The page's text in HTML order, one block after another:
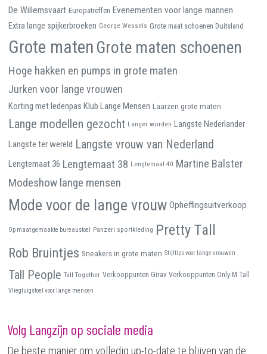
De Willemsvaart Europatreffen Evenementen voor lange mannen
Extra lange spijkerbroeken George Wessels Grote maat schoenen Duitsland
Grote maten Grote maten schoenen
Hoge hakken en pumps in grote maten
Jurken voor lange vrouwen
Korting met ledenpas Klub Lange Mensen Laarzen grote maten
Lange modellen gezocht Langer worden Langste Nederlander
Langste ter wereld Langste vrouw van Nederland
Lengtemaat 36 Lengtemaat 38 Lengtemaat 40 Martine Balster
Modeshow lange mensen
Mode voor de lange vrouw Opheffingsuitverkoop
Op maat gemaakte bureaustoel Panzeri sportkleding Pretty Tall
Rob Bruintjes Sneakers in grote maten Stijltips voor lange vrouwen
Tall People Tall Together Verkooppunten Girav Verkooppunten Only-M Tall
Vliegtuigstoel voor lange mensen
Volg Langzijn op sociale media
De beste manier om volledig up-to-date te blijven van de